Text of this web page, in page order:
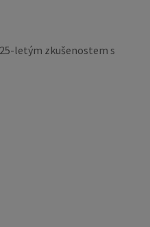
letým zkušenostem s